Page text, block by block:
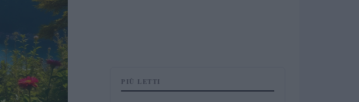
PIÙ LETTI